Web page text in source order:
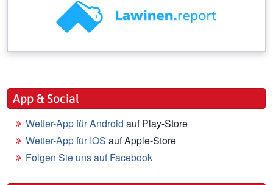
App & Social
Wetter-App für Android auf Play-Store
Wetter-App für IOS auf Apple-Store
Folgen Sie uns auf Facebook